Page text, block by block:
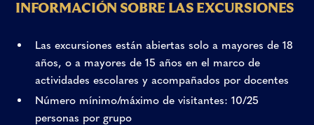
INFORMACIÓN SOBRE LAS EXCURSIONES
Las excursiones están abiertas solo a mayores de 18
años, o a mayores de 15 años en el marco de
actividades escolares y acompañados por docentes
Número mínimo/máximo de visitantes: 10/25
personas por grupo